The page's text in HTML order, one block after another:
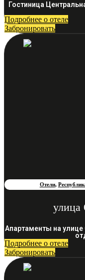
Гостиница
Подробнее о отеле
Забронировать
Отели,
улица
Апартаменты на
Подробнее о отеле
Забронировать